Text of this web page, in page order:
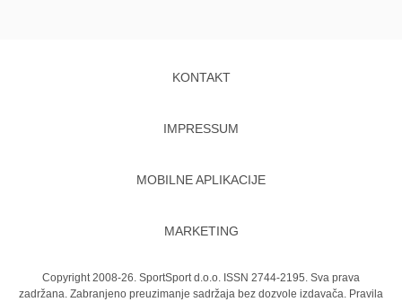
KONTAKT
IMPRESSUM
MOBILNE APLIKACIJE
MARKETING
Copyright 2008-26. SportSport d.o.o. ISSN 2744-2195. Sva prava
zadržana. Zabranjeno preuzimanje sadržaja bez dozvole izdavača. Pravila